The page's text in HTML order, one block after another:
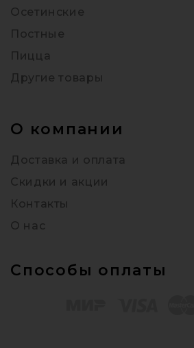
Осетинские
Постные
Пицца
Другие товары
О компании
Доставка и оплата
Скидки и акции
Контакты
О нас
Способы оплаты